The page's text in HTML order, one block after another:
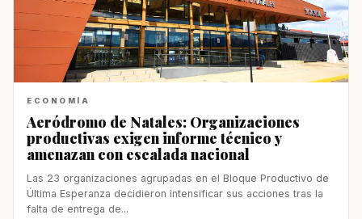
ECONOMÍA
Aeródromo de Natales: Organizaciones
productivas exigen informe técnico y
amenazan con escalada nacional
Las 23 organizaciones agrupadas en el Bloque Productivo de
Última Esperanza decidieron intensificar sus acciones tras la
falta de entrega de...